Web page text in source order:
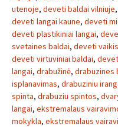
utenoje, deveti baldai vilniuje,
deveti langai kaune, deveti
deveti plastikiniai langai,
svetaines baldai, deveti
deveti virtuviniai baldai,
langai, drabužinė, drabuzines
isplanavimas, drabuziniu
spinta, drabuziu spintos,
langai, ekstremalaus
mokykla, ekstremalaus